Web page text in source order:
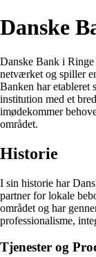
Danske
Danske Bank i
netværket og spiller
Banken har etableret
institution med et
imødekommer
området.
Historie
I sin historie har
partner for lokale
området og har
professionalisme,
Tjenester og